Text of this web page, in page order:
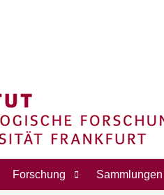
Forschung Sammlungen